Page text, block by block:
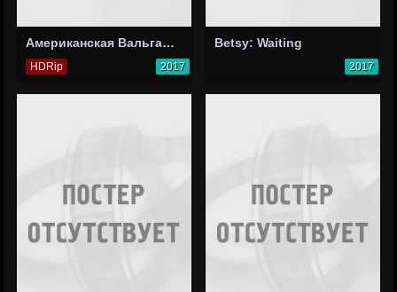
Американская Вальгалла
HDRip 2017
Betsy: Waiting
2017